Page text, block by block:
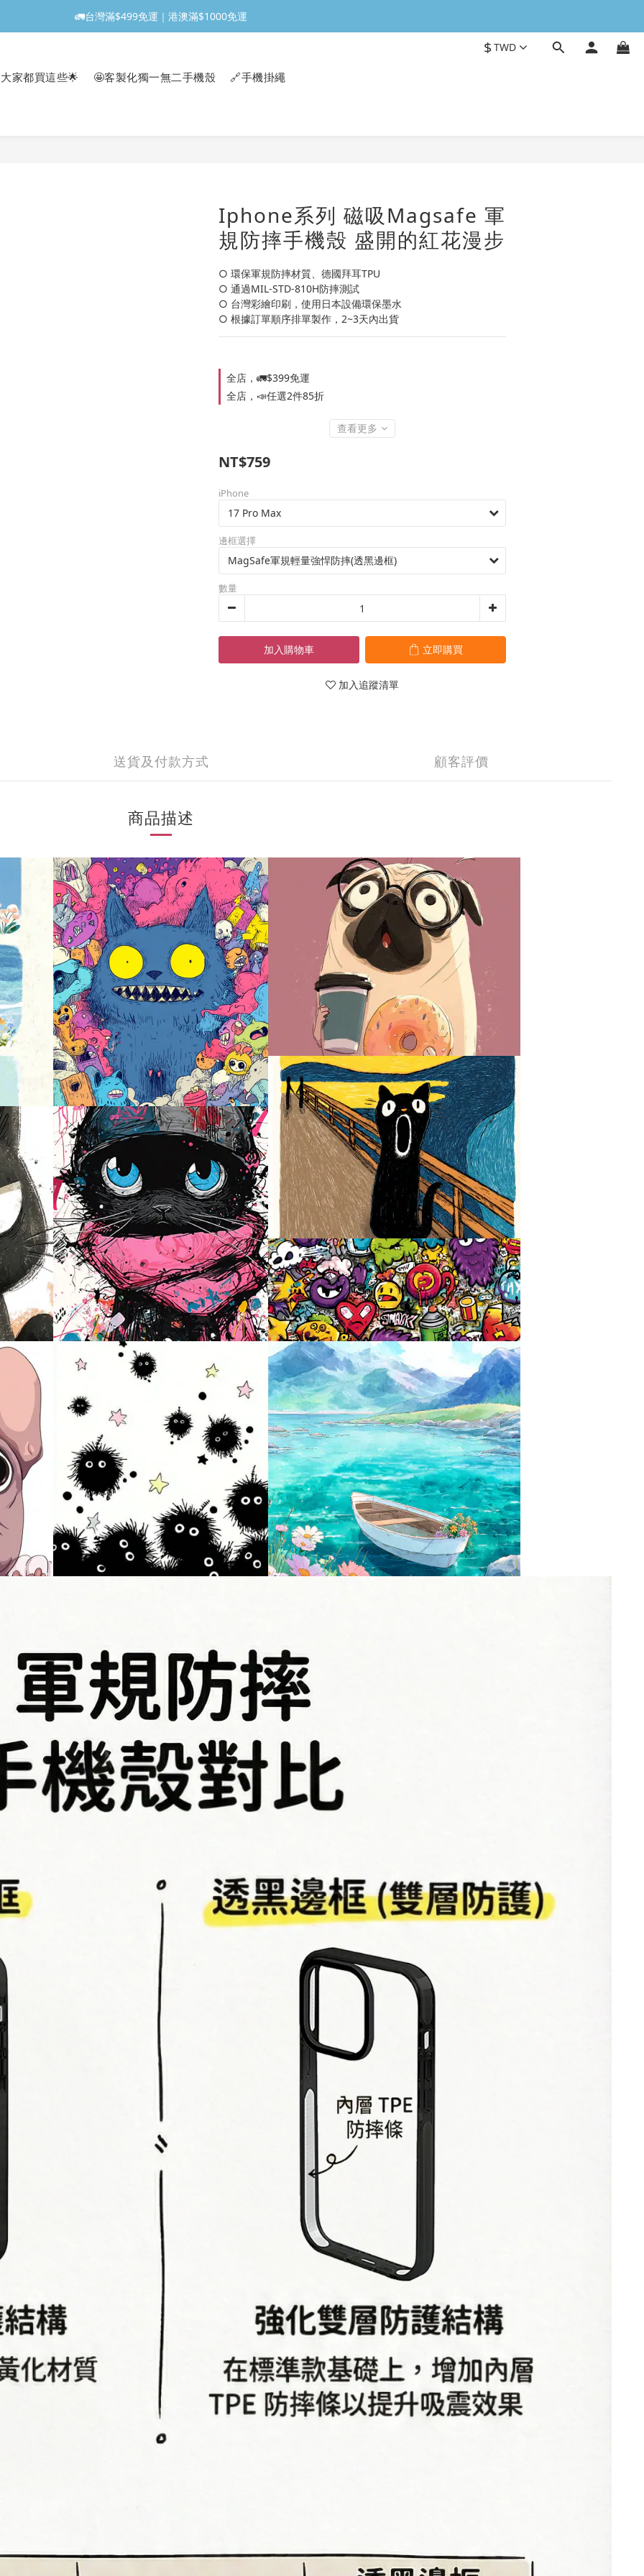
🚛台灣滿$499免運｜港澳滿$1000免運
$TWD
大家都買這些🌟 🤩客製化獨一無二手機殼 🔗手機掛繩
Iphone系列 磁吸Magsafe 軍
規防摔手機殼 盛開的紅花漫步
○ 環保軍規防摔材質、德國拜耳TPU
○ 通過MIL-STD-810H防摔測試
○ 台灣彩繪印刷，使用日本設備環保墨水
○ 根據訂單順序排單製作，2~3天內出貨
全店，🚛$399免運
全店，📣任選2件85折
查看更多
NT$759
iPhone
邊框選擇
數量
加入購物車 立即購買
加入追蹤清單
送貨及付款方式 顧客評價
商品描述